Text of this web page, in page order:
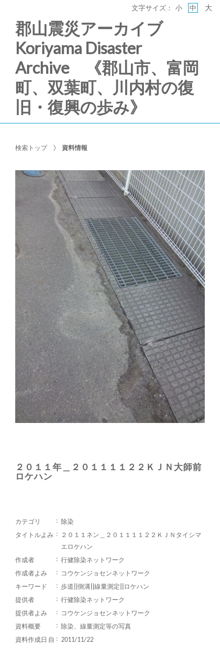
郡山震災アーカイブ
Koriyama Disaster
Archive 《郡山市、富岡
町、双葉町、川内村の復
旧・復興の歩み》
文字サイズ： 小 中 大
検索トップ 資料情報
２０１１年＿２０１１１１２２ＫＪＮ大師前
ロケハン
カテゴリ
除染
タイトルよみ
２０１１ネン＿２０１１１１２２ＫＪＮタイシマ
エロケハン
作成者
行健除染ネットワーク
作成者よみ
コウケンジョセンネットワーク
キーワード
歩道||側溝||線量測定||ロケハン
提供者
行健除染ネットワーク
提供者よみ
コウケンジョセンネットワーク
資料概要
除染、線量測定等の写真
資料作成日 自
2011/11/22